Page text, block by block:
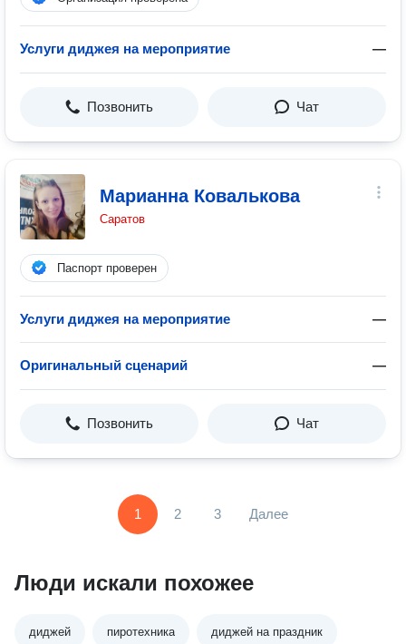
Услуги диджея на мероприятие —
Позвонить Чат
Марианна Ковалькова
Саратов
Паспорт проверен
Услуги диджея на мероприятие —
Оригинальный сценарий —
Позвонить Чат
1 2 3 Далее
Люди искали похожее
диджей пиротехника диджей на праздник